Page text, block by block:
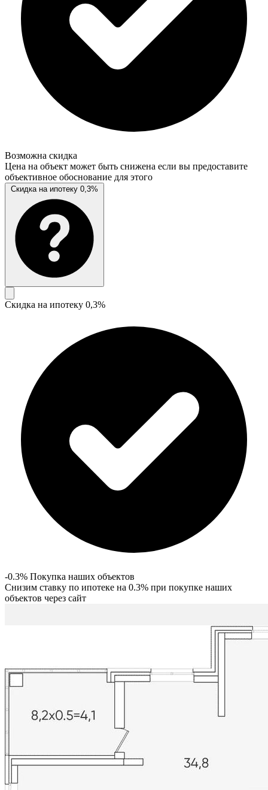
Возможна скидка
Цена на объект может быть снижена если вы предоставите
объективное обоснование для этого
Скидка на ипотеку 0,3%
Скидка на ипотеку 0,3%
-0.3% Покупка наших объектов
Снизим ставку по ипотеке на 0.3% при покупке наших
объектов через сайт